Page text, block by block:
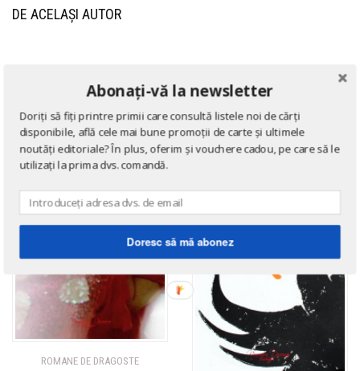
DE ACELAȘI AUTOR
→ afișează toate cărțile scrise Sveva Casati Modignani
ROMANE DE DRAGOSTE
Abonați-vă la newsletter
Doriți să fiți printre primii care consultă listele noi de cărți
disponibile, află cele mai bune promoții de carte și ultimele
noutăți editoriale? În plus, oferim și vouchere cadou, pe care să le
utilizați la prima dvs. comandă.
Doresc să mă abonez